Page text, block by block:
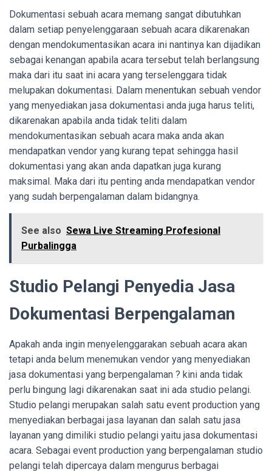
Dokumentasi sebuah acara memang sangat dibutuhkan
dalam setiap penyelenggaraan sebuah acara dikarenakan
dengan mendokumentasikan acara ini nantinya kan dijadikan
sebagai kenangan apabila acara tersebut telah berlangsung
maka dari itu saat ini acara yang terselenggara tidak
melupakan dokumentasi. Dalam menentukan sebuah vendor
yang menyediakan jasa dokumentasi anda juga harus teliti,
dikarenakan apabila anda tidak teliti dalam
mendokumentasikan sebuah acara maka anda akan
mendapatkan vendor yang kurang tepat sehingga hasil
dokumentasi yang akan anda dapatkan juga kurang
maksimal. Maka dari itu penting anda mendapatkan vendor
yang sudah berpengalaman dalam bidangnya.
See also Sewa Live Streaming Profesional
Purbalingga
Studio Pelangi Penyedia Jasa
Dokumentasi Berpengalaman
Apakah anda ingin menyelenggarakan sebuah acara akan
tetapi anda belum menemukan vendor yang menyediakan
jasa dokumentasi yang berpengalaman ? kini anda tidak
perlu bingung lagi dikarenakan saat ini ada studio pelangi.
Studio pelangi merupakan salah satu event production yang
menyediakan berbagai jasa layanan dan salah satu jasa
layanan yang dimiliki studio pelangi yaitu jasa dokumentasi
acara. Sebagai event production yang berpengalaman studio
pelangi telah dipercaya dalam mengurus berbagai